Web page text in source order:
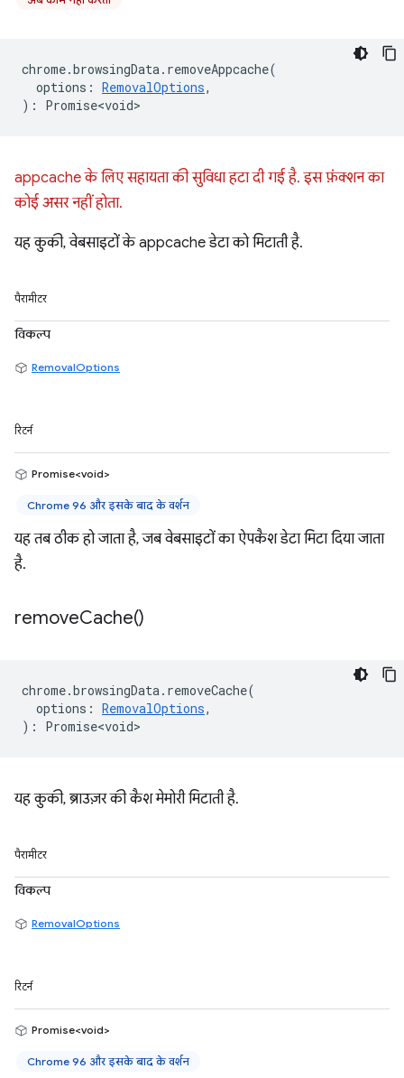
chrome.browsingData. removeAppcache(
options : RemovalOptions,
) : Promise<void>
appcache के लिए सहायता की सुविधा हटा दी गई है. इस फ़ंक्शन का
कोई असर नहीं होता.
यह कुकी, वेबसाइटों के appcache डेटा को मिटाती है.
पैरामीटर
विकल्प
RemovalOptions
रिटर्न
Promise<void>
Chrome 96 और इसके बाद के वर्शन
यह तब ठीक हो जाता है, जब वेबसाइटों का ऐपकैश डेटा मिटा दिया जाता
है.
removeCache()
chrome.browsingData. removeCache(
options : RemovalOptions,
) : Promise<void>
यह कुकी, ब्राउज़र की कैश मेमोरी मिटाती है.
पैरामीटर
विकल्प
RemovalOptions
रिटर्न
Promise<void>
Chrome 96 और इसके बाद के वर्शन